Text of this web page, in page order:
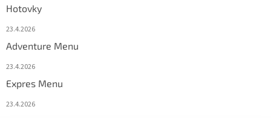
Hotovky
23.4.2026
Adventure Menu
23.4.2026
Expres Menu
23.4.2026